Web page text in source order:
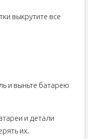
выкрутите все
и выньте батарею
и детали
их.